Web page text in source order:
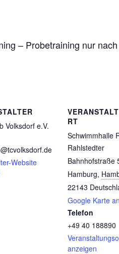
– Probetraining nur
Volksdorf e.V.
Website
RT
Schwimmhalle
Rahlstedter
Bahnhofstraße
Hamburg,
22143
Google Karte
Telefon
+49 40 188890
anzeigen